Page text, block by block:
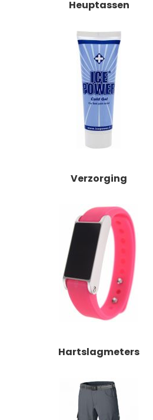
Heuptassen
Verzorging
Hartslagmeters